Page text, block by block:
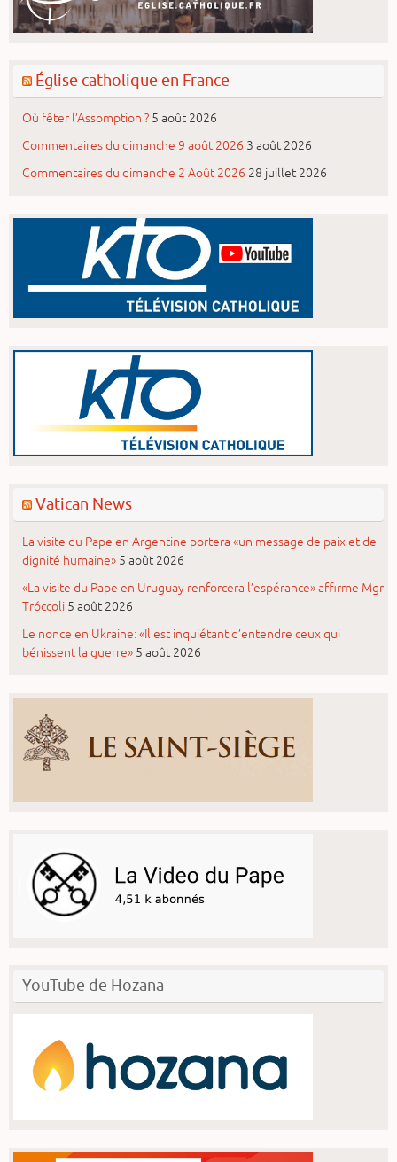
Église catholique en France
Où fêter l’Assomption ? 5 août 2026
Commentaires du dimanche 9 août 2026 3 août 2026
Commentaires du dimanche 2 Août 2026 28 juillet 2026
Vatican News
La visite du Pape en Argentine portera «un message de paix et de
dignité humaine» 5 août 2026
«La visite du Pape en Uruguay renforcera l’espérance» affirme Mgr
Tróccoli 5 août 2026
Le nonce en Ukraine: «Il est inquiétant d’entendre ceux qui
bénissent la guerre» 5 août 2026
YouTube de Hozana